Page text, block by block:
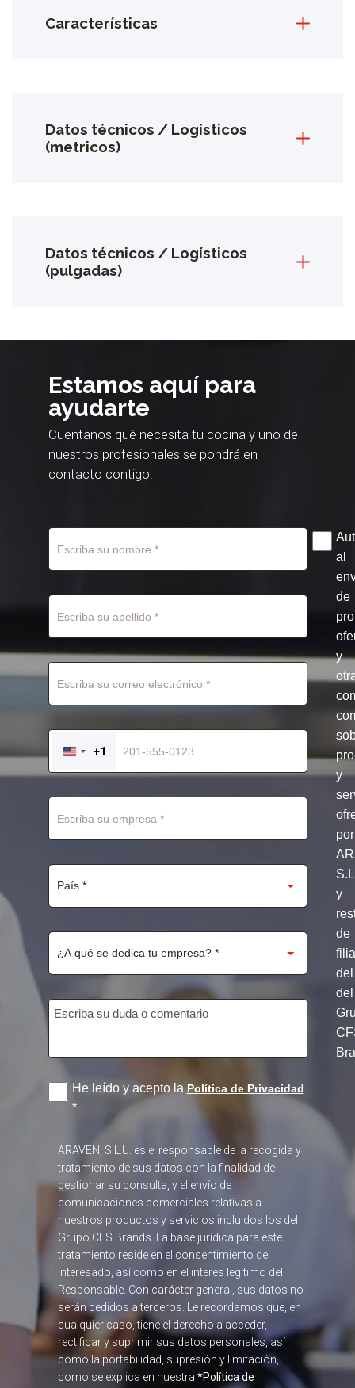
Características
Datos técnicos / Logísticos
(metricos)
Datos técnicos / Logísticos
(pulgadas)
Estamos aquí para
ayudarte
Cuentanos qué necesita tu cocina y uno de
nuestros profesionales se pondrá en
contacto contigo.
UNITED
STATES
+1
al
de
y
y
por
y
de
del
del
He leído y acepto laPolítica de Privacidad
*
ARAVEN, S.L.U. es el responsable de la recogida y
tratamiento de sus datos con la finalidad de
gestionar su consulta, y el envío de
comunicaciones comerciales relativas a
nuestros productos y servicios incluidos los del
Grupo CFS Brands. La base jurídica para este
tratamiento reside en el consentimiento del
interesado, así como en el interés legítimo del
Responsable. Con carácter general, sus datos no
serán cedidos a terceros. Le recordamos que, en
cualquier caso, tiene el derecho a acceder,
rectificar y suprimir sus datos personales, así
como la portabilidad, supresión y limitación,
como se explica en nuestra *Política de